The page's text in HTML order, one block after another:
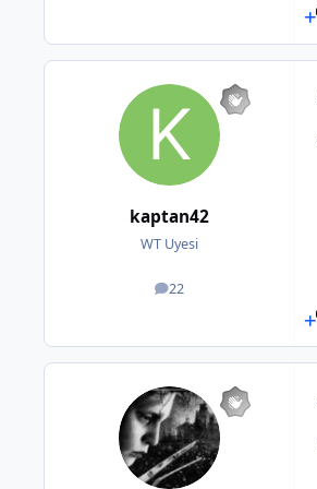
kaptan42
WT Uyesi
22
posts